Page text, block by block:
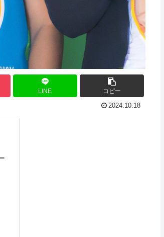
LINE コピー
2024.10.18